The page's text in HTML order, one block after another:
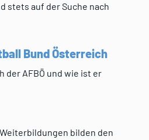
stets auf der Suche nach
Bund Österreich
der AFBÖ und wie ist er
bilden den